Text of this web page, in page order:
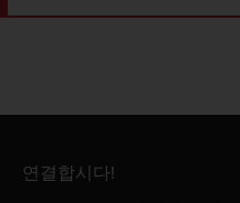
연결합시다!